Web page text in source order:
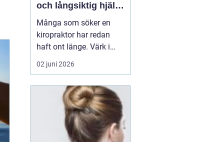
och långsiktig hjälp
för ryggen
Många som söker en
kiropraktor har redan
haft ont länge. Värk i
rygg, nacke eller huvud
blir lätt en del av
låser sig helt eller
smärtan gör det svårt att
jobba, sova eller träna.
För den som letar efter
02 juni 2026